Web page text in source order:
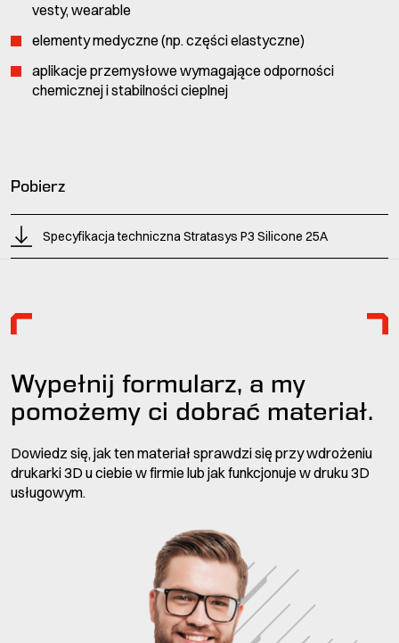
vesty, wearable
elementy medyczne (np. części elastyczne)
aplikacje przemysłowe wymagające odporności
chemicznej i stabilności cieplnej
Pobierz
Specyfikacja techniczna Stratasys P3 Silicone 25A
Wypełnij formularz, a my
pomożemy ci dobrać materiał.
Dowiedz się, jak ten materiał sprawdzi się przy wdrożeniu
drukarki 3D u ciebie w firmie lub jak funkcjonuje w druku 3D
usługowym.